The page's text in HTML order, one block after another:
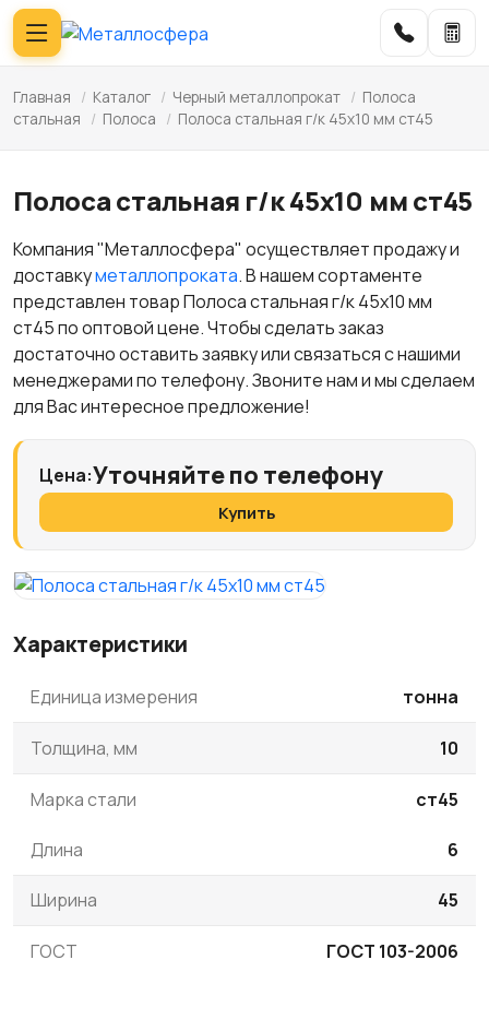
Главная / Каталог / Черный металлопрокат / Полоса
стальная
/ Полоса / Полоса стальная г/к 45х10 мм ст45
Полоса стальная г/к 45х10 мм ст45
Компания "Металлосфера" осуществляет продажу и
доставкуметаллопроката. В нашем сортаменте
представлен товар Полоса стальная г/к 45х10 мм
ст45 по оптовой цене. Чтобы сделать заказ
достаточно оставить заявку или связаться с нашими
менеджерами по телефону. Звоните нам и мы сделаем
для Вас интересное предложение!
Цена:Уточняйте по телефону
Купить
Характеристики
Единица измерения тонна
Толщина, мм 10
Марка стали ст45
Длина 6
Ширина 45
ГОСТ ГОСТ 103-2006